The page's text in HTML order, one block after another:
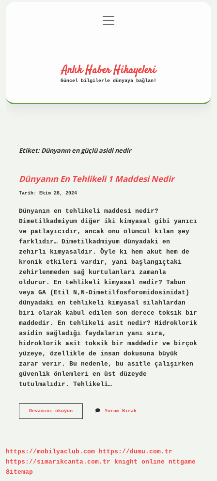
Gizlilik Politikası
menüyü
aç
Anlık Haber Hikayeleri
Güncel bilgilerle dünyaya bağlan!
Etiket:Dünyanın en güçlü asidi nedir
Dünyanın En Tehlikeli 1 Maddesi Nedir
Tarih: Ekim 28, 2024
Dünyanın en tehlikeli maddesi nedir?
Dimetilkadmiyum diğer iki kimyasal gibi yanıcı
ve patlayıcıdır, ancak onu ölümcül kılan şey
farklıdır… Dimetilkadmiyum dünyadaki en
zehirli kimyasaldır. Öyle ki hem akut hem de
kronik etkileri vardır, yani başlangıçtaki
zehirlenmeden sağ kurtulanları zamanla
öldürür. En tehlikeli kimyasal nedir? Tabun
veya GA (Etil N,N-Dimetilfosforomidosinidat)
dünyadaki en tehlikeli kimyasal silahlardan
biri olarak kabul edilen son derece toksik bir
maddedir. En tehlikeli asit nedir? Hidroklorik
asidin sağladığı faydaların yanı sıra,
hidroklorik asit toksik bir maddedir ve birçok
yüzeye, özellikle de insan dokusuna büyük
zarar verir. Bu nedenle, bu asitle çalışırken
güvenlik önlemleri en üst düzeyde
tutulmalıdır. Tehlikeli…
Devamını okuyunDünyanın
Yorum Bırak
https://mobilyaclub.com https://dumu.com.tr
https://simarikcanta.com.tr
knight online
nttgame
Sitemap